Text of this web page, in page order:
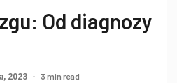
Od diagnozy
2023 3 min read